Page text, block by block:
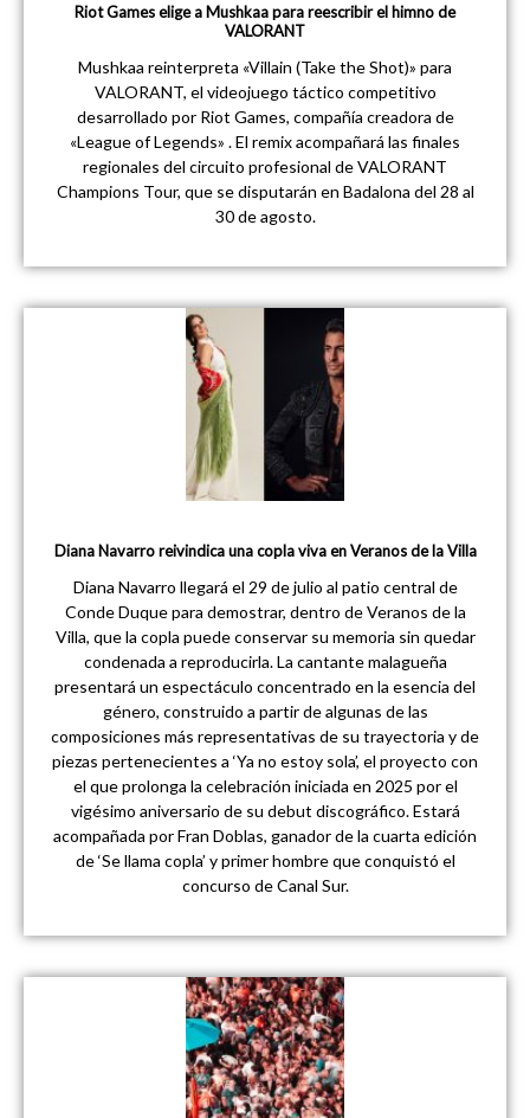
Riot Games elige a Mushkaa para reescribir el himno de
VALORANT
Mushkaa reinterpreta «Villain (Take the Shot)» para
VALORANT, el videojuego táctico competitivo
desarrollado por Riot Games, compañía creadora de
«League of Legends» . El remix acompañará las finales
regionales del circuito profesional de VALORANT
Champions Tour, que se disputarán en Badalona del 28 al
30 de agosto.
Diana Navarro reivindica una copla viva en Veranos de la Villa
Diana Navarro llegará el 29 de julio al patio central de
Conde Duque para demostrar, dentro de Veranos de la
Villa, que la copla puede conservar su memoria sin quedar
condenada a reproducirla. La cantante malagueña
presentará un espectáculo concentrado en la esencia del
género, construido a partir de algunas de las
composiciones más representativas de su trayectoria y de
piezas pertenecientes a ‘Ya no estoy sola’, el proyecto con
el que prolonga la celebración iniciada en 2025 por el
vigésimo aniversario de su debut discográfico. Estará
acompañada por Fran Doblas, ganador de la cuarta edición
de ‘Se llama copla’ y primer hombre que conquistó el
concurso de Canal Sur.